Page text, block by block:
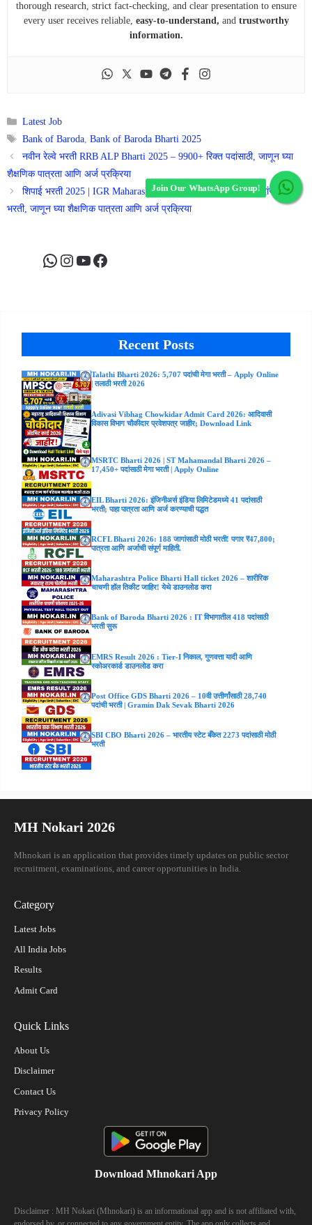
thorough research, strict fact-checking, and clear presentation to ensure
every user receives reliable, easy-to-understand, andtrustworthy
information.
Categories
Latest Job
Tags
Bank of Baroda,Bank of Baroda Bharti 2025
नवीन रेल्वे भरती RRB ALP Bharti 2025 – 9900+ रिक्त पदांसाठी, जाणून घ्या
शैक्षणिक पात्रता आणि अर्ज प्रक्रिया
शिपाई भरती 2025 | IGR Maharashtra Bharti 2025 – 284 रिक्त पदांसाठी
भरती, जाणून घ्या शैक्षणिक पात्रता आणि अर्ज प्रक्रिया
WhatsApp
Instagram
YouTube
Facebook
Recent Posts
Talathi Bharti 2026: 5,707 पदांची मेगा भरती – Apply Online
| तलाठी भरती 2026
Adivasi Vibhag Chowkidar Admit Card 2026: आदिवासी
विकास विभाग चौकीदार प्रवेशपत्र जाहीर; Download Link
MSRTC Bharti 2026 | ST Mahamandal Bharti 2026 –
17,450+ पदांसाठी मेगा भरती | Apply Online
EIL Bharti 2026: इंजिनीअर्स इंडिया लिमिटेडमध्ये 41 पदांसाठी
भरती; पाहा पात्रता आणि अर्ज करण्याची पद्धत
RCFL Bharti 2026: 188 जागांसाठी मोठी भरती! पगार ₹47,800;
पात्रता आणि अर्जाची संपूर्ण माहिती.
Maharashtra Police Bharti Hall ticket 2026 – शारीरिक
चाचणी हॉल तिकीट जाहिर! येथे डाउनलोड करा
Bank of Baroda Bharti 2026 : IT विभागातील 418 पदांसाठी
भरती सुरू
EMRS Result 2026 : Tier-I निकाल, गुणवत्ता यादी आणि
स्कोअरकार्ड डाउनलोड करा
Post Office GDS Bharti 2026 – 10वी उत्तीर्णांसाठी 28,740
पदांची भरती | Gramin Dak Sevak Bharti 2026
SBI CBO Bharti 2026 – भारतीय स्टेट बँकेत 2273 पदांसाठी मोठी
भरती
MH Nokari 2026
Mhnokari is an application that provides timely updates on public sector
recruitment, examinations, and career opportunities in India.
Category
Latest Jobs
All India Jobs
Results
Admit Card
Quick Links
About Us
Disclaimer
Contact Us
Privacy Policy
Download Mhnokari App
Disclaimer : MH Nokari (Mhnokari) is an informational app and is not affiliated with,
Join Our WhatsApp Group!